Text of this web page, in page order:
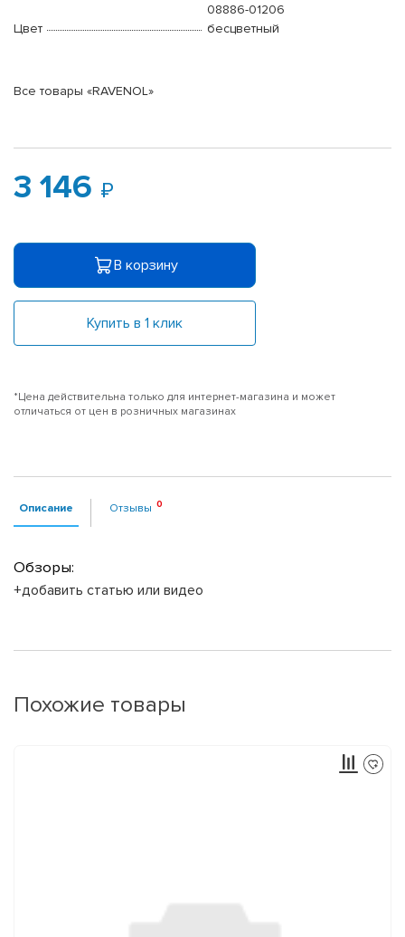
08886-01206
Цвет
бесцветный
Все товары «RAVENOL»
3 146
В корзину
Купить в 1 клик
*Цена действительна только для интернет-магазина и может
отличаться от цен в розничных магазинах
Описание Отзывы
Обзоры:
+добавить статью или видео
Похожие товары